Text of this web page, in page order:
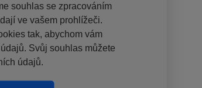
souhlas se zpracováním
ve vašem prohlížeči.
tak, abychom vám
Svůj souhlas můžete
údajů.